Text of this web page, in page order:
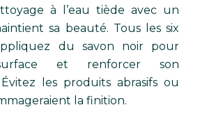
à l’eau tiède avec un
sa beauté. Tous les six
du savon noir pour
et renforcer son
les produits abrasifs ou
la finition.